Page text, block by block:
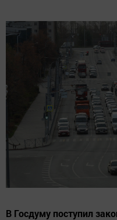
В Госдуму поступил